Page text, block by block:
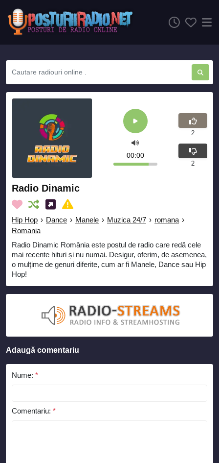
Radio Dinamic
Hip Hop › Dance › Manele › Muzica 24/7 › romana ›
Romania
Radio Dinamic România este postul de radio care redă cele
mai recente hituri și nu numai. Desigur, oferim, de asemenea,
o mulțime de genuri diferite, cum ar fi Manele, Dance sau Hip
Hop!
00:00
2
2
Adaugă comentariu
Nume: *
Comentariu: *